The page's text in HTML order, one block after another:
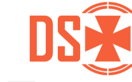
hovedindhold